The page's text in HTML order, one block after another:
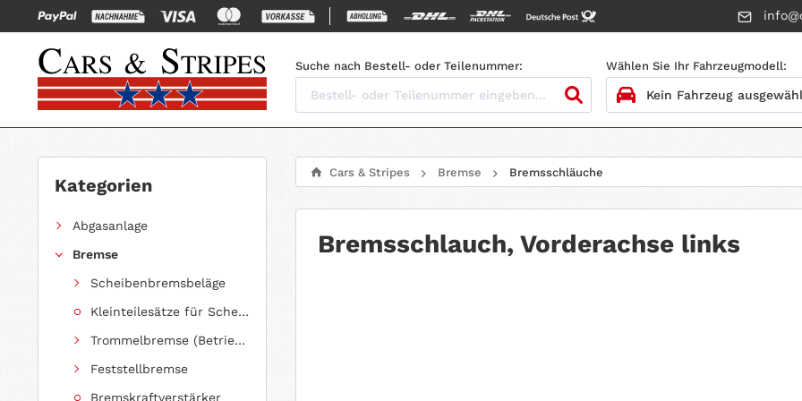
Suche nach Bestell- oder Teilenummer: Wählen Sie Ihr Fahrzeugmodell:
2. MODELL
BAUJAHR
Kategorien
Abgasanlage
Bremse
Scheibenbremsbeläge
Kleinteilesätze für Scheibenbremsbeläge
Trommelbremse (Betriebsbremse)
Feststellbremse
Bremskraftverstärker
Cars & Stripes Bremse Bremsschläuche
Bremsschlauch, Vorderachse links